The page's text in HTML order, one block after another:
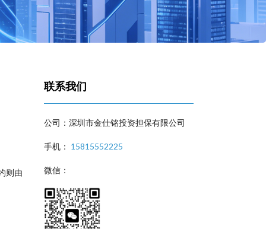
则由
联系我们
公司：深圳市金仕铭投资担保有限公司
手机： 15815552225
微信：